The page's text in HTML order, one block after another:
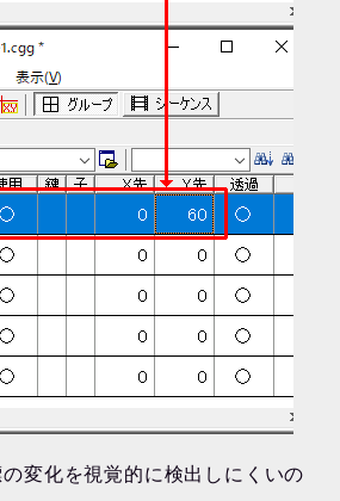
変化を視覚的に検出しにくいの